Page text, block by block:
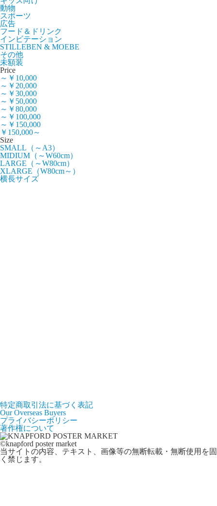
動物
スポーツ
広告
フード＆ドリンク
インビテーション
STILLEBEN & MOEBE
その他
未額装
Price
～￥10,000
～￥20,000
～￥30,000
～￥50,000
～￥80,000
～￥100,000
～￥150,000
￥150,000～
Size
SMALL（～A3）
MIDIUM（～W60cm）
LARGE（～W80cm）
XLARGE（W80cm～）
横長サイズ
特定商取引法に基づく表記
Our Overseas Buyers
プライバシーポリシー
著作権について
©knapford poster market
当サイトの内容、テキスト、画像等の無断転載・無断使用を固
く禁じます。